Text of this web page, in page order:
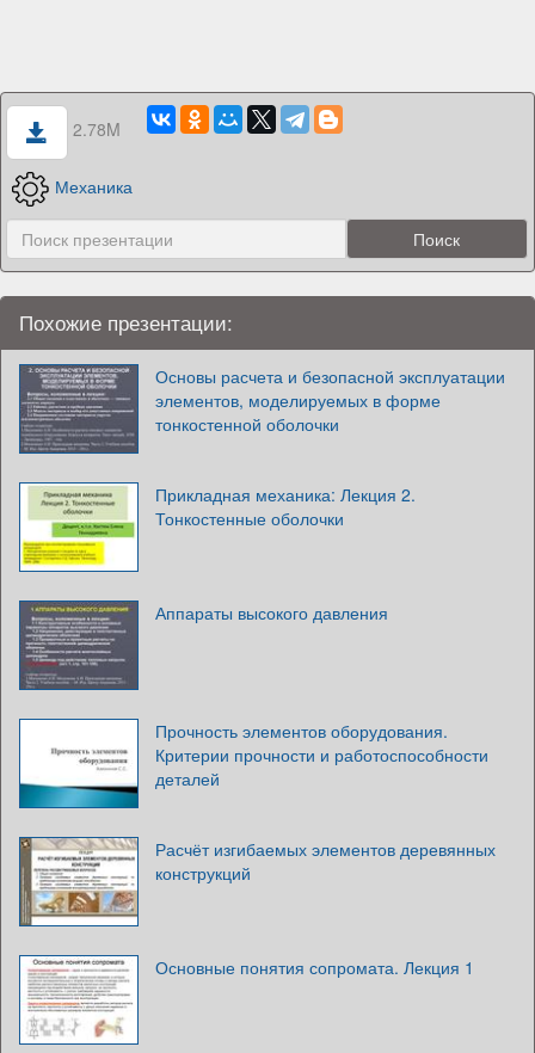
2.78M
Механика
Похожие презентации:
Основы расчета и безопасной эксплуатации
элементов, моделируемых в форме
тонкостенной оболочки
Прикладная механика: Лекция 2.
Тонкостенные оболочки
Аппараты высокого давления
Прочность элементов оборудования.
Критерии прочности и работоспособности
деталей
Расчёт изгибаемых элементов деревянных
конструкций
Основные понятия сопромата. Лекция 1